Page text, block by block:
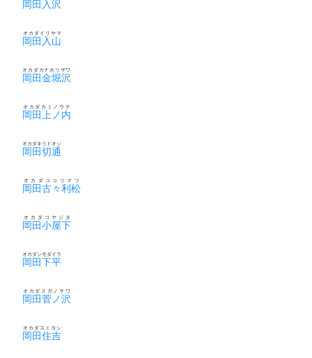
岡田入沢
岡田入山
オカダイリヤマ
岡田金堀沢
オカダカナホリザワ
岡田上ノ内
オカダカミノウチ
岡田切通
オカダキリドオシ
岡田古々利松
オカダココリマツ
岡田小屋下
オカダコヤジタ
岡田下平
オカダシモダイラ
岡田菅ノ沢
オカダスガノサワ
岡田住吉
オカダスミヨシ